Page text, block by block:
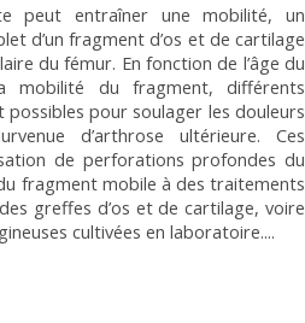
peut entraîner une mobilité, un
d’un fragment d’os et de cartilage
du fémur. En fonction de l’âge du
du fragment, différents
pour soulager les douleurs
d’arthrose ultérieure. Ces
de perforations profondes du
fragment mobile à des traitements
greffes d’os et de cartilage, voire
cultivées en laboratoire.